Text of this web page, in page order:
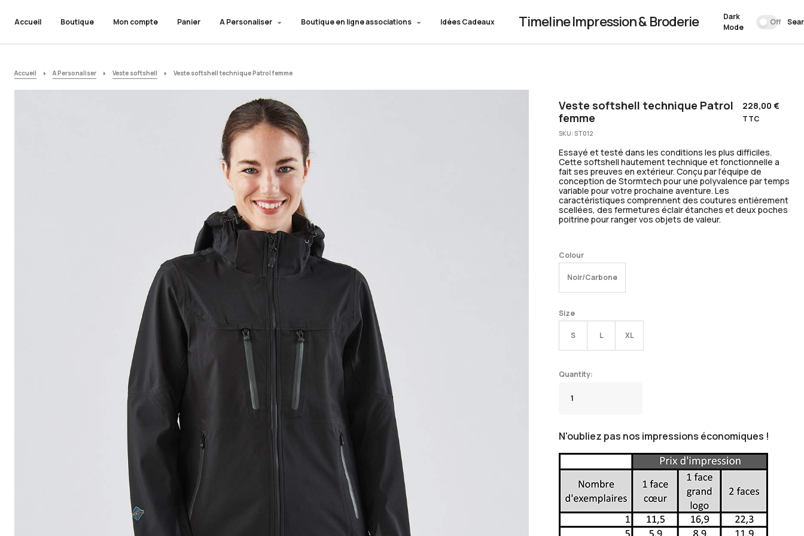
Accueil Boutique Mon compte Panier A Personaliser Boutique en ligne associations Idées Cadeaux Timeline Impression & Broderie
Dark
Mode
Off
Accueil A Personaliser Veste softshell Veste softshell technique Patrol femme
Veste softshell technique Patrol
femme
228,00€
TTC
SKU: ST012
Essayé et testé dans les conditions les plus difficiles.
Cette softshell hautement technique et fonctionnelle a
fait ses preuves en extérieur. Conçu par l’équipe de
conception de Stormtech pour une polyvalence par temps
variable pour votre prochaine aventure. Les
caractéristiques comprennent des coutures entièrement
scellées, des fermetures éclair étanches et deux poches
poitrine pour ranger vos objets de valeur.
Colour
Noir/Carbone
Size
S L XL
N'oubliez pas nos impressions économiques !